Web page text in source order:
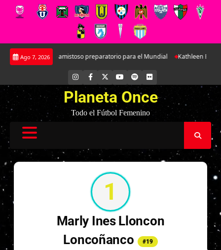
Saltar
Ago 7, 2026
en doble amistoso preparatorio para el Mundial Kathleen
INSTAGRAM
FACEBOOK YOUTUBE
SPOTIFYFLICKR
Planeta Once
Todo el Fútbol Femenino
1
Marly Ines Lloncon
Loncoñanco
#19